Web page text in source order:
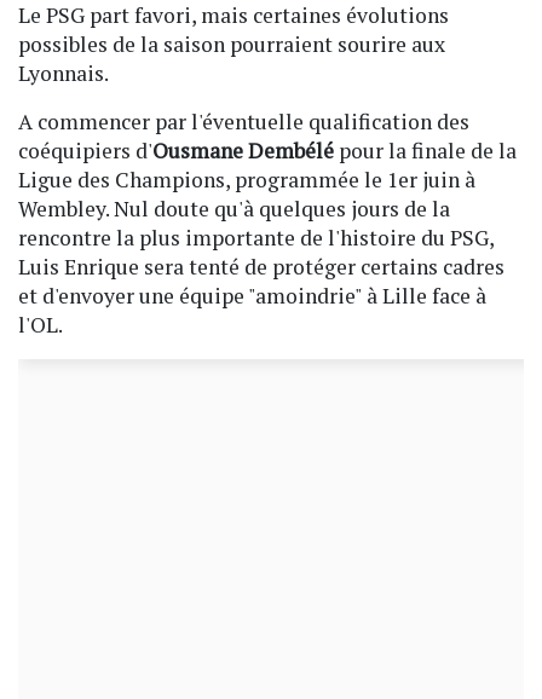
Le PSG part favori, mais certaines évolutions
possibles de la saison pourraient sourire aux
Lyonnais.
A commencer par l'éventuelle qualification des
coéquipiers d'Ousmane Dembélé pour la finale de la
Ligue des Champions, programmée le 1er juin à
Wembley. Nul doute qu'à quelques jours de la
rencontre la plus importante de l'histoire du PSG,
Luis Enrique sera tenté de protéger certains cadres
et d'envoyer une équipe "amoindrie" à Lille face à
l'OL.